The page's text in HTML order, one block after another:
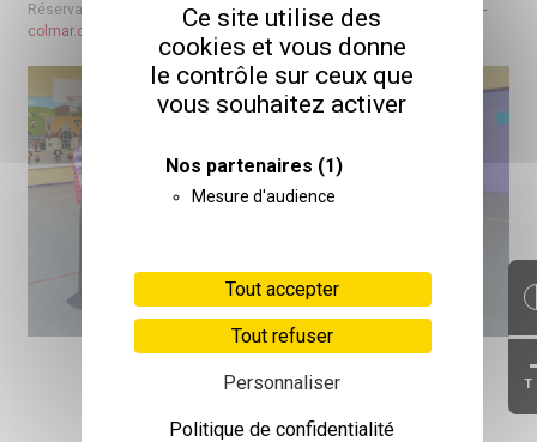
Ce site utilise des
cookies et vous donne
le contrôle sur ceux que
vous souhaitez activer
Nos partenaires (1)
Mesure d'audience
Tout accepter
Tout refuser
Personnaliser
Politique de confidentialité
T
Réservations au 03 89 24 31 78 ou par mail :reservations@comedie-
colmar.com